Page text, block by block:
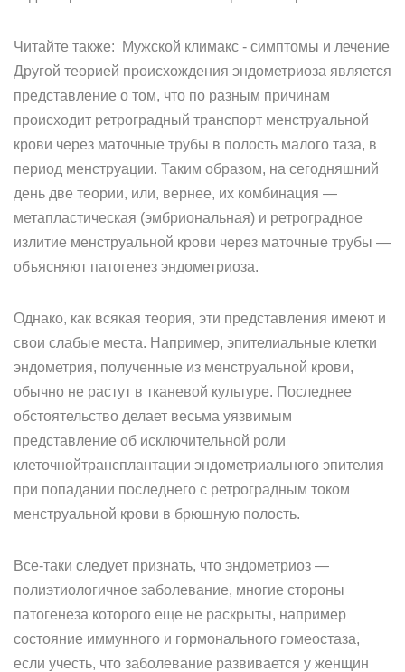
Читайте также: Мужской климакс - симптомы и лечение
Другой теорией происхождения эндометриоза является
представление о том, что по разным причинам
происходит ретроградный транспорт менструальной
крови через маточные трубы в полость малого таза, в
период менструации. Таким образом, на сегодняшний
день две теории, или, вернее, их комбинация —
метапластическая (эмбриональная) и ретроградное
излитие менструальной крови через маточные трубы —
объясняют патогенез эндометриоза.
Однако, как всякая теория, эти представления имеют и
свои слабые места. Например, эпителиальные клетки
эндометрия, полученные из менструальной крови,
обычно не растут в тканевой культуре. Последнее
обстоятельство делает весьма уязвимым
представление об исключительной роли
клеточнойтрансплантации эндометриального эпителия
при попадании последнего с ретроградным током
менструальной крови в брюшную полость.
Все-таки следует признать, что эндометриоз —
полиэтиологичное заболевание, многие стороны
патогенеза которого еще не раскрыты, например
состояние иммунного и гормонального гомеостаза,
если учесть, что заболевание развивается у женщин